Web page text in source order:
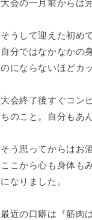
大会の一月前からは
そうして迎えた初め
自分ではなかなかの
のにならないほどカ
大会終了後すぐコン
ちのこと。自分もあ
そう思ってからはお
ここから心も身体も
になりました。
最近の口癖は『筋肉